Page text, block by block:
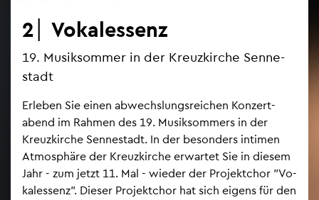
2│ Vo­kales­senz
19. Mu­sik­som­mer in der Kreuz­kir­che Sen­ne­
stadt
Er­le­ben Sie einen ab­wechs­lungs­rei­chen Kon­zert­
abend im Rah­men des 19. Mu­sik­som­mers in der
Kreuz­kir­che Sen­ne­stadt. In der be­son­ders in­ti­men
At­mo­sphä­re der Kreuz­kir­che er­war­tet Sie in die­sem
Jahr - zum jetzt 11. Mal - wie­der der Pro­jekt­chor "Vo­
kales­senz". Die­ser Pro­jekt­chor hat sich ei­gens für den